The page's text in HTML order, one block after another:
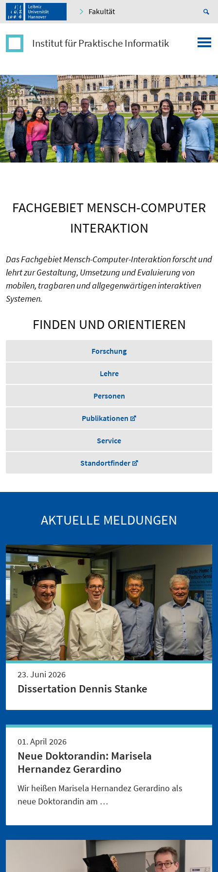
Fakultät
Institut für Praktische Informatik
FACHGEBIET MENSCH-COMPUTER
INTERAKTION
Das Fachgebiet Mensch-Computer-Interaktion forscht und
lehrt zur Gestaltung, Umsetzung und Evaluierung von
mobilen, tragbaren und allgegenwärtigen interaktiven
Systemen.
FINDEN UND ORIENTIEREN
Forschung
Lehre
Personen
Publikationen
Service
Standortfinder
AKTUELLE MELDUNGEN
23. Juni 2026
Dissertation Dennis Stanke
01. April 2026
Neue Doktorandin: Marisela
Hernandez Gerardino
Wir heißen Marisela Hernandez Gerardino als
neue Doktorandin am …